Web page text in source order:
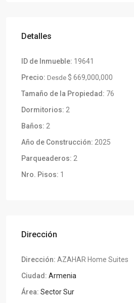
Detalles
ID de Inmueble: 19641
Precio: Desde $ 669,000,000
Tamaño de la Propiedad: 76
Dormitorios: 2
Baños: 2
Año de Construcción: 2025
Parqueaderos: 2
Nro. Pisos: 1
Dirección
Dirección: AZAHAR Home Suites
Ciudad: Armenia
Área: Sector Sur